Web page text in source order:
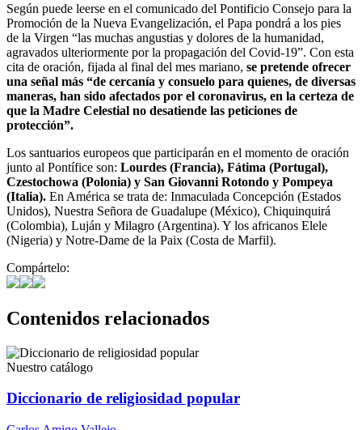
Según puede leerse en el comunicado del Pontificio Consejo para la
Promoción de la Nueva Evangelización, el Papa pondrá a los pies
de la Virgen “las muchas angustias y dolores de la humanidad,
agravados ulteriormente por la propagación del Covid-19”. Con esta
cita de oración, fijada al final del mes mariano, se pretende ofrecer
una señal más “de cercanía y consuelo para quienes, de diversas
maneras, han sido afectados por el coronavirus, en la certeza de
que la Madre Celestial no desatiende las peticiones de
protección”.
Los santuarios europeos que participarán en el momento de oración
junto al Pontífice son: Lourdes (Francia), Fátima (Portugal),
Czestochowa (Polonia) y San Giovanni Rotondo y Pompeya
(Italia). En América se trata de: Inmaculada Concepción (Estados
Unidos), Nuestra Señora de Guadalupe (México), Chiquinquirá
(Colombia), Luján y Milagro (Argentina). Y los africanos Elele
(Nigeria) y Notre-Dame de la Paix (Costa de Marfil).
Compártelo:
Contenidos relacionados
Nuestro catálogo
Diccionario de religiosidad popular